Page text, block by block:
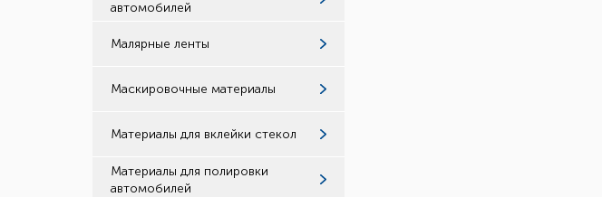
автомобилей
Малярные ленты
Маскировочные материалы
Материалы для вклейки стекол
Материалы для полировки
автомобилей